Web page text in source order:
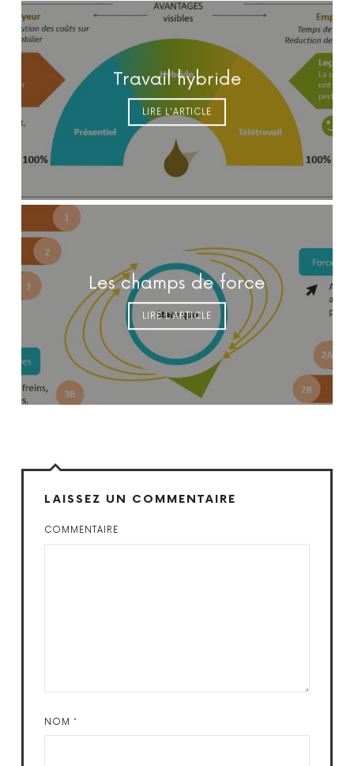
Travail hybride
LIRE L'ARTICLE
Les champs de force
LIRE L'ARTICLE
LAISSEZ UN COMMENTAIRE
COMMENTAIRE
NOM *